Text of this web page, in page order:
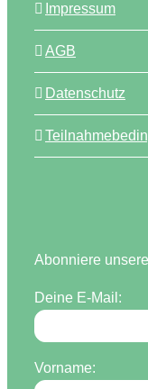
Impressum
AGB
Datenschutz
Abonniere
Deine E-Mail:
Vorname: